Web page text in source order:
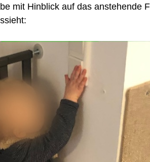
mit Hinblick auf das anstehende